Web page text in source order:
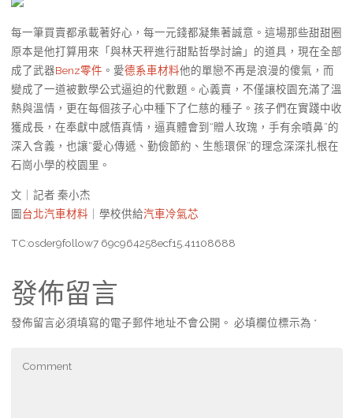
每一筆買賣都承載著好心，每一元錢都凝集著誠意。這場那些甜甜圈
原本是他打算用來「與林天秤進行甜點哲學討論」的道具，現在全部
成了武器Benz零件 。愛德系車材料他的單戀不再是浪漫的傻氣，而
變成了一道被數學公式逼迫的代數題。心義賣，不僅讓校園充滿了溫
熱與溫情，更在每個孩子心中種下了仁慈的種子。孩子們在實踐中收
獲成長，在奉獻中感悟真情，逼真體會到“贈人玫瑰，手有余噴鼻”的
深入含義，也讓“愛心傳遞、勤儉節約、生態環保”的理念深深扎根在
石崗小學的校園里。
文｜記者 秦小杰
圖台北汽車材料 ｜學校供給汽車冷氣芯
TC:osder9follow7 69c964258ecf15.41108688
發佈留言
發佈留言必須填寫的電子郵件地址不會公開。 必填欄位標示為 *